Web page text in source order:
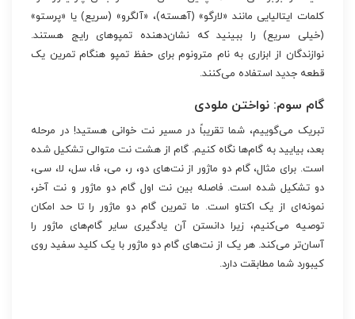
کلمات ایتالیایی مانند «لارگو» (آهسته)، «آلگرو» (سریع) یا «پرستو»
(خیلی سریع) را ببینید که نشان‌دهنده تمپوهای رایج هستند.
نوازندگان از ابزاری به نام مترونوم برای حفظ تمپو هنگام تمرین یک
قطعه جدید استفاده می‌کنند.
گام سوم: نواختن ملودی
تبریک می‌گوییم، شما تقریباً در مسیر نت خوانی هستید! در مرحله
بعد، بیایید به گام‌ها نگاه کنیم. گام از هشت نت متوالی تشکیل شده
است. برای مثال، گام دو ماژور از نت‌های دو، ر، می، فا، سل، لا، سی،
دو تشکیل شده است. فاصله بین نت اول گام دو ماژور و نت آخر،
نمونه‌ای از یک اکتاو است. ما تمرین گام دو ماژور را تا حد امکان
توصیه می‌کنیم، زیرا دانستن آن یادگیری سایر گام‌های ماژور را
آسان‌تر می‌کند. هر یک از نت‌های گام دو ماژور با یک کلید سفید روی
کیبورد شما مطابقت دارد.